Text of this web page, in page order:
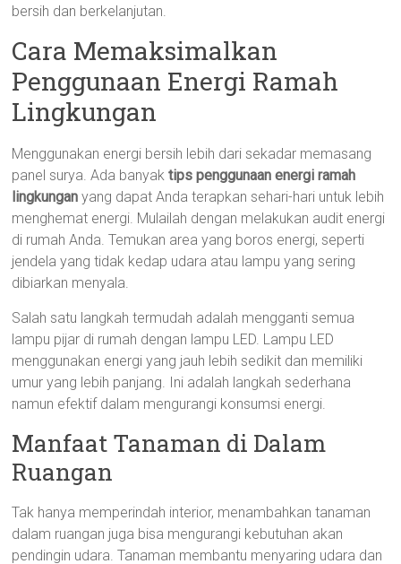
bersih dan berkelanjutan.
Cara Memaksimalkan
Penggunaan Energi Ramah
Lingkungan
Menggunakan energi bersih lebih dari sekadar memasang
panel surya. Ada banyaktips penggunaan energi ramah
lingkungan yang dapat Anda terapkan sehari-hari untuk lebih
menghemat energi. Mulailah dengan melakukan audit energi
di rumah Anda. Temukan area yang boros energi, seperti
jendela yang tidak kedap udara atau lampu yang sering
dibiarkan menyala.
Salah satu langkah termudah adalah mengganti semua
lampu pijar di rumah dengan lampu LED. Lampu LED
menggunakan energi yang jauh lebih sedikit dan memiliki
umur yang lebih panjang. Ini adalah langkah sederhana
namun efektif dalam mengurangi konsumsi energi.
Manfaat Tanaman di Dalam
Ruangan
Tak hanya memperindah interior, menambahkan tanaman
dalam ruangan juga bisa mengurangi kebutuhan akan
pendingin udara. Tanaman membantu menyaring udara dan